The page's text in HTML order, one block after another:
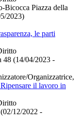
Piazza della
2023)
le parti
48 (14/04/2023 -
Organizzatrice,
il lavoro in
12/2022 -